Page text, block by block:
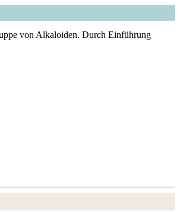
von Alkaloiden. Durch Einführung